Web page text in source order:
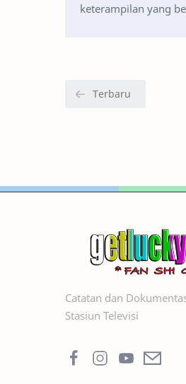
keterampilan yang
Catatan dan
Stasiun Televisi